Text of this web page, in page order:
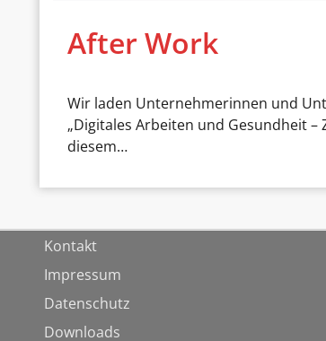
After Work
Wir laden Unternehmerinnen und
„Digitales Arbeiten und Gesundheit
diesem…
Kontakt
Impressum
Datenschutz
Downloads